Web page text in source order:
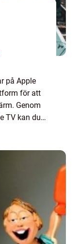
på Apple
för att
Genom
TV kan du